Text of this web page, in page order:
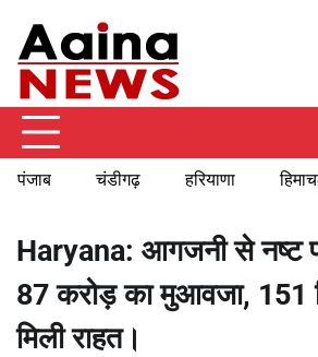
content
पंजाब चंडीगढ़ हरियाणा
Haryana: आगजनी से नष्ट
87 करोड़ का मुआवजा, 151
मिली राहत।